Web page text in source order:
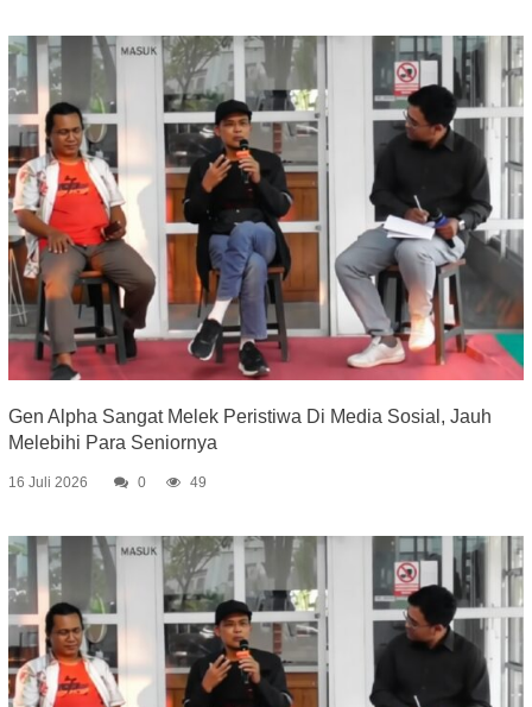
Gen Alpha Sangat Melek Peristiwa Di Media Sosial, Jauh
Melebihi Para Seniornya
16 Juli 2026 0 49